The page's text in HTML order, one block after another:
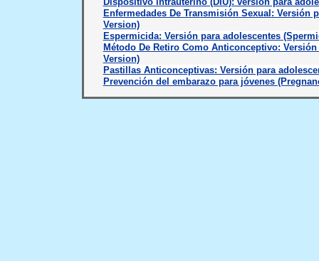
Enfermedades De Transmisión Sexual: Versión
Version)
Espermicida: Versión para adolescentes
Método De Retiro Como Anticonceptivo:
Version)
Pastillas Anticonceptivas: Versión para
Prevención del embarazo para jóvenes